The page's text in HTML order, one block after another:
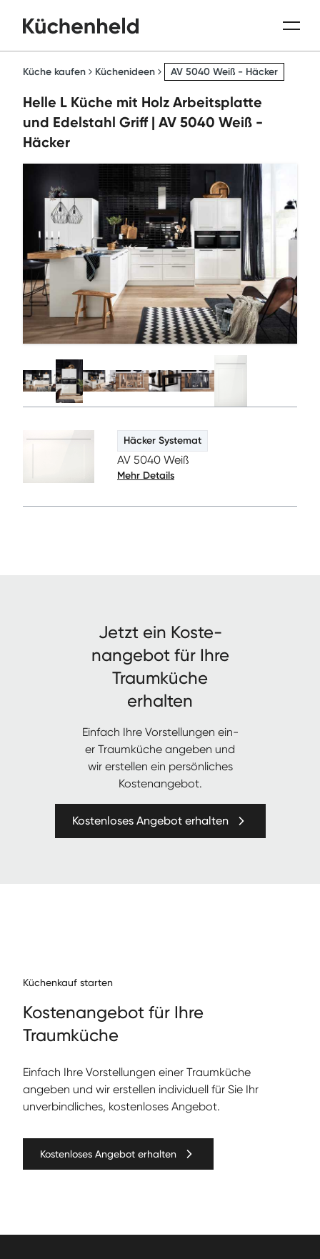
Küche kaufen Küchenideen AV 5040 Weiß - Häcker
Helle L Küche mit Holz Arbeitsplatte
und Edelstahl Griff | AV 5040 Weiß -
Häcker
Häcker Systemat
AV 5040 Weiß
Mehr Details
Jet­zt ein Kos­te­
nange­bot für Ihre
Traumküche
erhalten
Ein­fach Ihre Vorstel­lun­gen ein­
er Traumküche angeben und
wir erstellen ein per­sön­lich­es
Kostenangebot.
Kostenloses Angebot erhalten
Küchenkauf starten
Kos­te­nange­bot für Ihre
Traumküche
Ein­fach Ihre Vorstel­lun­gen ein­er Traumküche
angeben und wir erstellen individuell für Sie Ihr
unverbindliches, kostenloses Angebot.
Kostenloses Angebot erhalten